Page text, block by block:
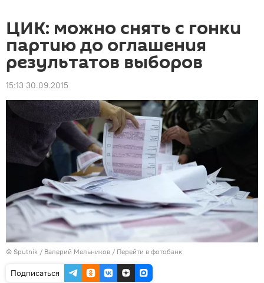
ЦИК: можно снять с гонки
партию до оглашения
результатов выборов
15:13 30.09.2015
© Sputnik / Валерий Мельников / Перейти в фотобанк
Подписаться